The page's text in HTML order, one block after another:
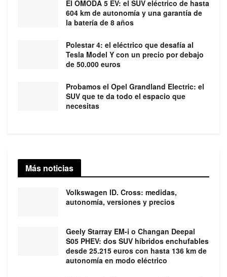
El OMODA 5 EV: el SUV eléctrico de hasta
604 km de autonomía y una garantía de
la batería de 8 años
Polestar 4: el eléctrico que desafía al
Tesla Model Y con un precio por debajo
de 50.000 euros
Probamos el Opel Grandland Electric: el
SUV que te da todo el espacio que
necesitas
Más noticias
Volkswagen ID. Cross: medidas,
autonomía, versiones y precios
Geely Starray EM-i o Changan Deepal
S05 PHEV: dos SUV híbridos enchufables
desde 25.215 euros con hasta 136 km de
autonomía en modo eléctrico